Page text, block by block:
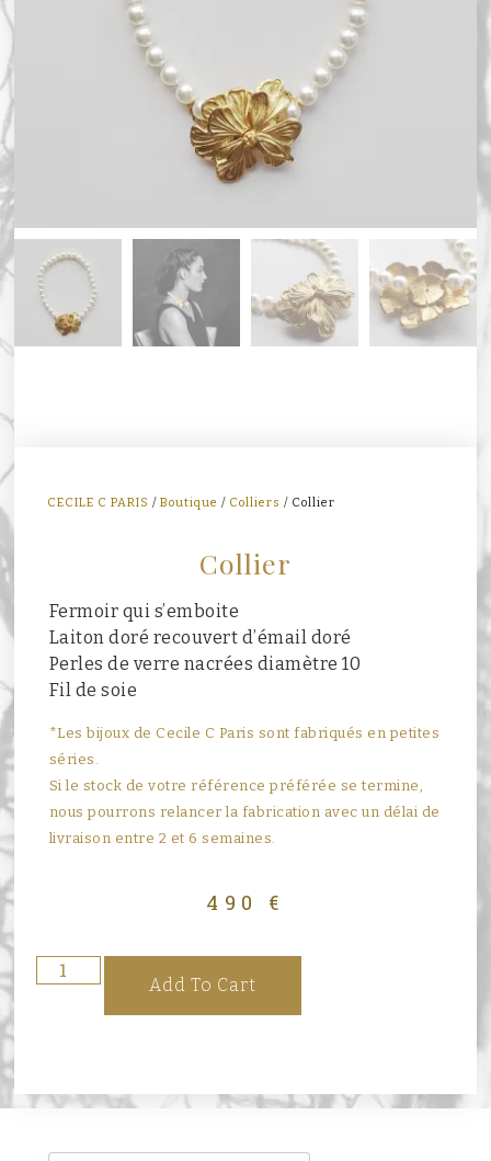
CECILE C PARIS /Boutique / Colliers / Collier
Collier
Fermoir qui s’emboite
Laiton doré recouvert d’émail doré
Perles de verre nacrées diamètre 10
Fil de soie
*Les bijoux de Cecile C Paris sont fabriqués en petites
séries.
Si le stock de votre référence préférée se termine,
nous pourrons relancer la fabrication avec un délai de
livraison entre 2 et 6 semaines.
490 €
Add To Cart